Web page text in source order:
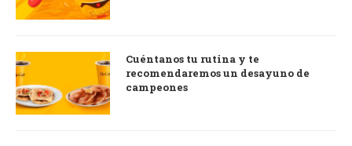
Cuéntanos tu rutina y te
recomendaremos un desayuno de
campeones